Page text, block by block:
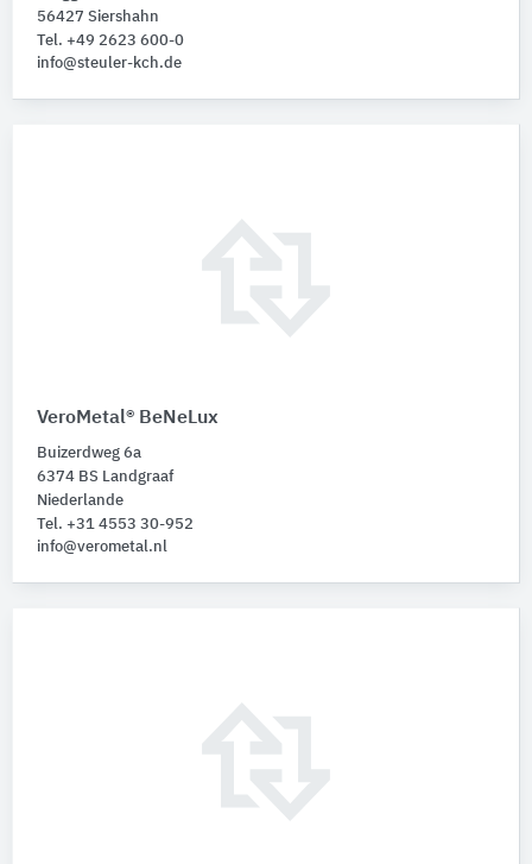
56427 Siershahn
Tel. +49 2623 600-0
info@steuler-kch.de
VeroMetal® BeNeLux
Buizerdweg 6a
6374 BS Landgraaf
Niederlande
Tel. +31 4553 30-952
info@verometal.nl